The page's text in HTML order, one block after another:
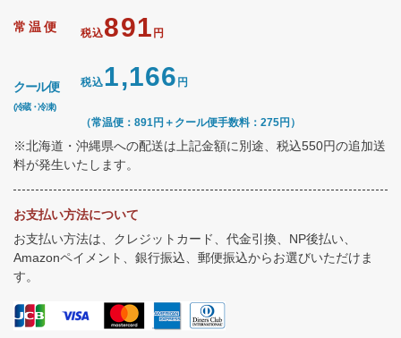
常温便 税込891 円
クール便
(冷蔵・冷凍)
税込1,166 円
（常温便：891円＋クール便手数料：275円）
※北海道・沖縄県への配送は上記金額に別途、税込550円の追加送
料が発生いたします。
お支払い方法について
お支払い方法は、クレジットカード、代金引換、NP後払い、
Amazonペイメント、銀行振込、郵便振込からお選びいただけま
す。